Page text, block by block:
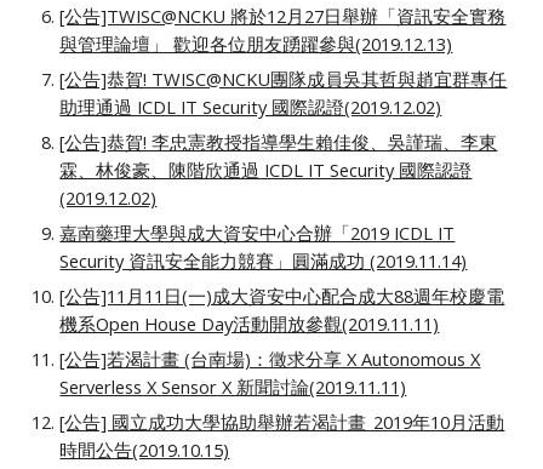
[公告]TWISC@NCKU 將於12月27日舉辦「資訊安全實務
與管理論壇」 歡迎各位朋友踴躍參與(2019.12.13)
[公告]恭賀! TWISC@NCKU團隊成員吳其哲與趙宜群專任
助理通過 ICDL IT Security 國際認證(2019.12.02)
[公告]恭賀! 李忠憲教授指導學生賴佳俊、吳謹瑞、李東
霖、林俊豪、陳階欣通過 ICDL IT Security 國際認證
(2019.12.02)
嘉南藥理大學與成大資安中心合辦「2019 ICDL IT
Security 資訊安全能力競賽」圓滿成功 (2019.11.14)
[公告]11月11日(一)成大資安中心配合成大88週年校慶電
機系Open House Day活動開放參觀(2019.11.11)
[公告]若渴計畫 (台南場)：徵求分享 X Autonomous X
Serverless X Sensor X 新聞討論(2019.11.11)
[公告] 國立成功大學協助舉辦若渴計畫_2019年10月活動
時間公告(2019.10.15)